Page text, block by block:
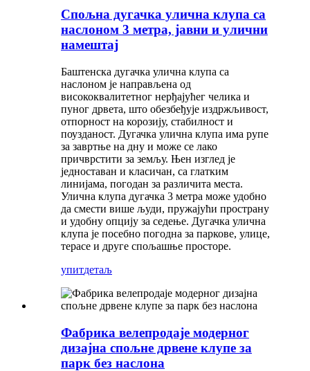
Спољна дугачка улична клупа са
наслоном 3 метра, јавни и улични
намештај
Баштенска дугачка улична клупа са
наслоном је направљена од
висококвалитетног нерђајућег челика и
пуног дрвета, што обезбеђује издржљивост,
отпорност на корозију, стабилност и
поузданост. Дугачка улична клупа има рупе
за завртње на дну и може се лако
причврстити за земљу. Њен изглед је
једноставан и класичан, са глатким
линијама, погодан за различита места.
Улична клупа дугачка 3 метра може удобно
да смести више људи, пружајући пространу
и удобну опцију за седење. Дугачка улична
клупа је посебно погодна за паркове, улице,
терасе и друге спољашње просторе.
упитдетаљ
Фабрика велепродаје модерног
дизајна спољне дрвене клупе за
парк без наслона